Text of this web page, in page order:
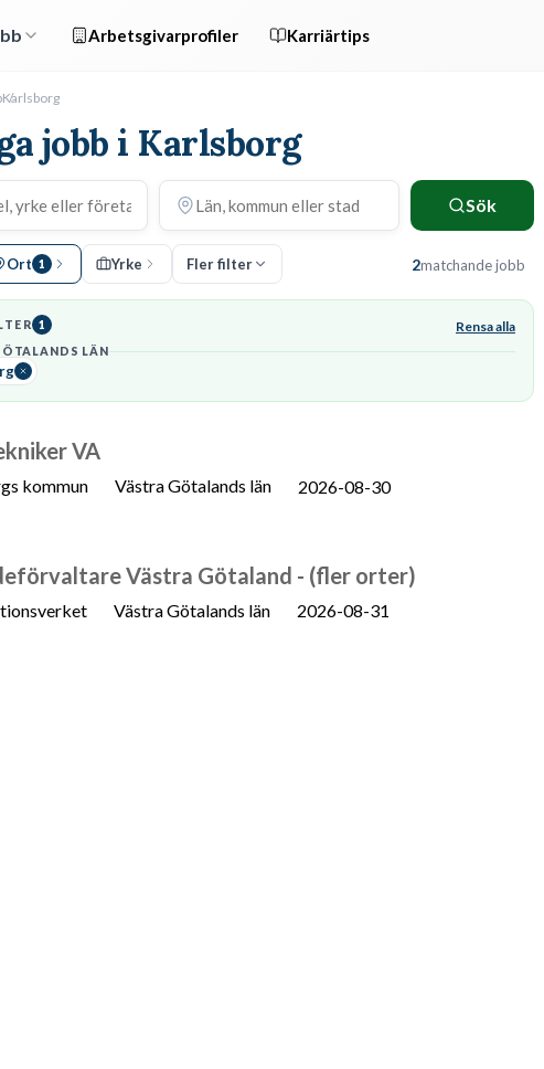
Arbetsgivarprofiler Karriärtips
Karlsborg
jobb i Karlsborg
Sök
Ort 1 Yrke Fler filter 2matchande jobb
1 Rensa alla
LÄN
VA
kommun Västra Götalands län 2026-08-30
Västra Götaland - (fler orter)
Västra Götalands län 2026-08-31